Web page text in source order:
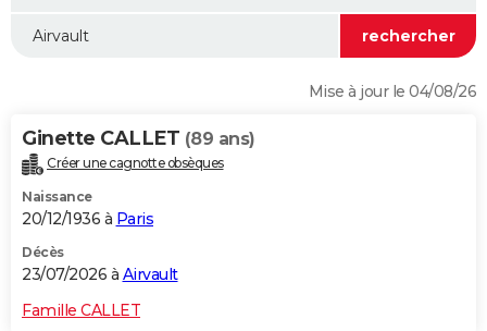
WEEK-END
Alimentation
Guide de la santé
Maladies
Médicaments
Sommeil
VOYAGE
Destinations
City break
Voyage nature
Voyage de noces
Forum
Climat
+PHOTO
GUIDES D'ACHAT
Mise à jour le 04/08/26
Ginette CALLET (89 ans)
Créer une cagnotte obsèques
Naissance
20/12/1936 à Paris
Décès
23/07/2026 à Airvault
Famille CALLET